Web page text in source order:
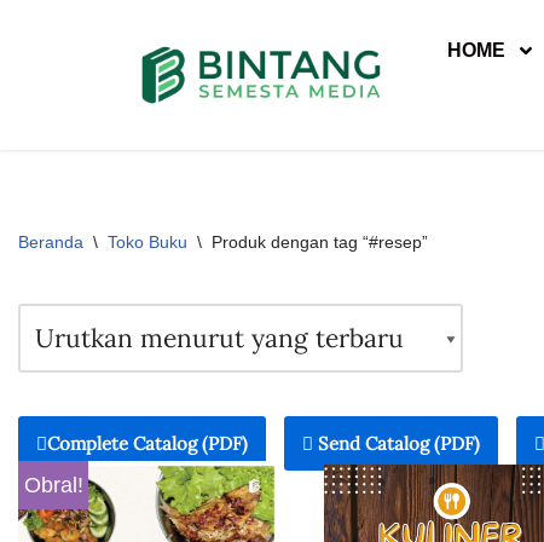
HOME
Beranda \ Toko Buku \ Produk dengan tag “#resep”
Complete Catalog (PDF) Send Catalog (PDF)
Obral!